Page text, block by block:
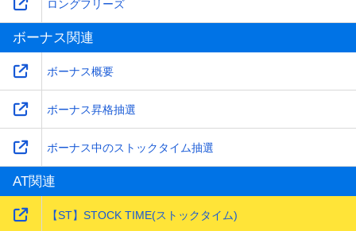
ロングフリーズ
ボーナス関連
ボーナス概要
ボーナス昇格抽選
ボーナス中のストックタイム抽選
AT関連
【ST】STOCK TIME(ストックタイム)